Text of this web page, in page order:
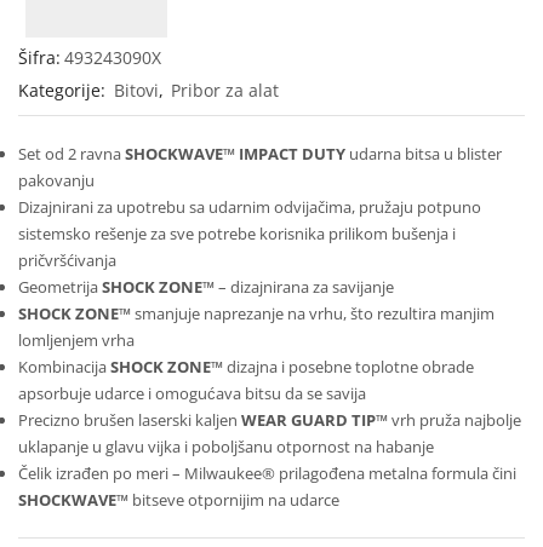
Šifra: 493243090X
Kategorije: Bitovi, Pribor za alat
Set od 2 ravnaSHOCKWAVE™ IMPACT DUTY udarna bitsa u blister
pakovanju
Dizajnirani za upotrebu sa udarnim odvijačima, pružaju potpuno
sistemsko rešenje za sve potrebe korisnika prilikom bušenja i
pričvršćivanja
GeometrijaSHOCK ZONE™ – dizajnirana za savijanje
SHOCK ZONE™ smanjuje naprezanje na vrhu, što rezultira manjim
lomljenjem vrha
KombinacijaSHOCK ZONE™ dizajna i posebne toplotne obrade
apsorbuje udarce i omogućava bitsu da se savija
Precizno brušen laserski kaljen WEAR GUARD TIP™ vrh pruža najbolje
uklapanje u glavu vijka i poboljšanu otpornost na habanje
Čelik izrađen po meri – Milwaukee® prilagođena metalna formula čini
SHOCKWAVE™ bitseve otpornijim na udarce